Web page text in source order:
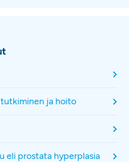
ja hoito
eli prostata hyperplasia